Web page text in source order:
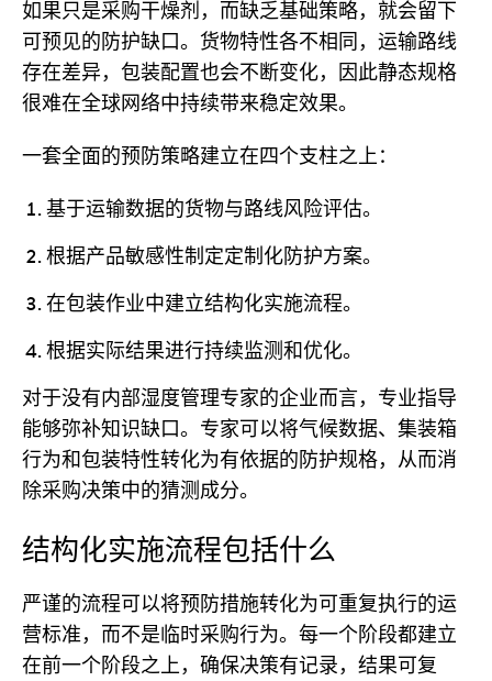
如果只是采购干燥剂，而缺乏基础策略，就会留下
可预见的防护缺口。货物特性各不相同，运输路线
存在差异，包装配置也会不断变化，因此静态规格
很难在全球网络中持续带来稳定效果。
一套全面的预防策略建立在四个支柱之上：
基于运输数据的货物与路线风险评估。
根据产品敏感性制定定制化防护方案。
在包装作业中建立结构化实施流程。
根据实际结果进行持续监测和优化。
对于没有内部湿度管理专家的企业而言，专业指导
能够弥补知识缺口。专家可以将气候数据、集装箱
行为和包装特性转化为有依据的防护规格，从而消
除采购决策中的猜测成分。
结构化实施流程包括什么
严谨的流程可以将预防措施转化为可重复执行的运
营标准，而不是临时采购行为。每一个阶段都建立
在前一个阶段之上，确保决策有记录，结果可复